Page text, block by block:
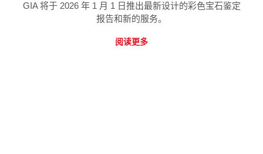
GIA 将于 2026 年 1 月 1 日推出最新设计的彩色宝石鉴定
报告和新的服务。
阅读更多